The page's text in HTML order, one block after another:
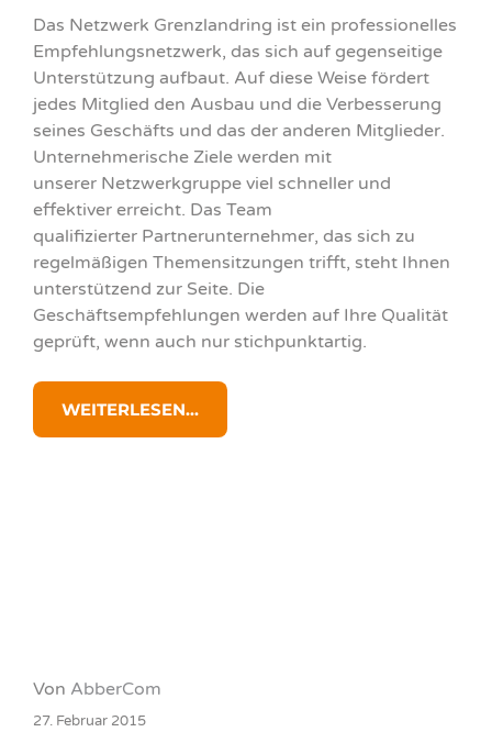
Das Netzwerk Grenzlandring ist ein professionelles
Empfehlungsnetzwerk, das sich auf gegenseitige
Unterstützung aufbaut. Auf diese Weise fördert
jedes Mitglied den Ausbau und die Verbesserung
seines Geschäfts und das der anderen Mitglieder.
Unternehmerische Ziele werden mit
unserer Netzwerkgruppe viel schneller und
effektiver erreicht. Das Team
qualifizierter Partnerunternehmer, das sich zu
regelmäßigen Themensitzungen trifft, steht Ihnen
unterstützend zur Seite. Die
Geschäftsempfehlungen werden auf Ihre Qualität
geprüft, wenn auch nur stichpunktartig.
WEITERLESEN...
Von AbberCom
27. Februar 2015